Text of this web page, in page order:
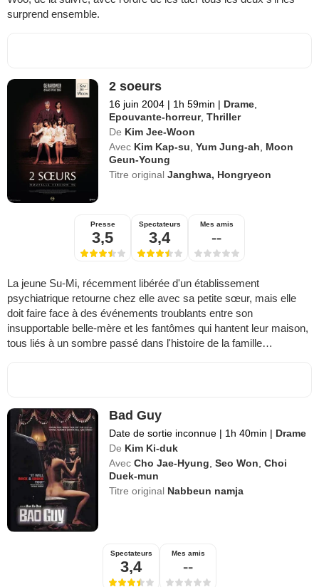
surprend ensemble.
2 soeurs
16 juin 2004 | 1h 59min | Drame
Epouvante-horreur,Thriller
De Kim Jee-Woon
Avec Kim Kap-su ,Yum Jung-ah
Moon
Geun-Young
Titre originalJanghwa, Hongryeon
Presse
3,5
Spectateurs
3,4
Mes amis
--
La jeune Su-Mi, récemment libérée d'un établissement
psychiatrique retourne chez elle avec sa petite sœur, mais elle
doit faire face à des événements troublants entre son
insupportable belle-mère et les fantômes qui hantent leur maison,
tous liés à un sombre passé dans l'histoire de la famille…
Bad Guy
Date de sortie inconnue | 1h 40min | Drame
De Kim Ki-duk
Avec Cho Jae-Hyung ,Seo Won ,Choi
Duek-mun
Titre original Nabbeun namja
Spectateurs
3,4
Mes amis
--